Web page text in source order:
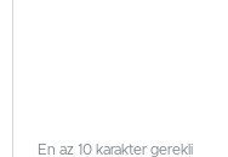
En az 10 karakter gerekli